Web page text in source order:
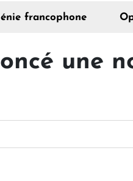
francophone
une